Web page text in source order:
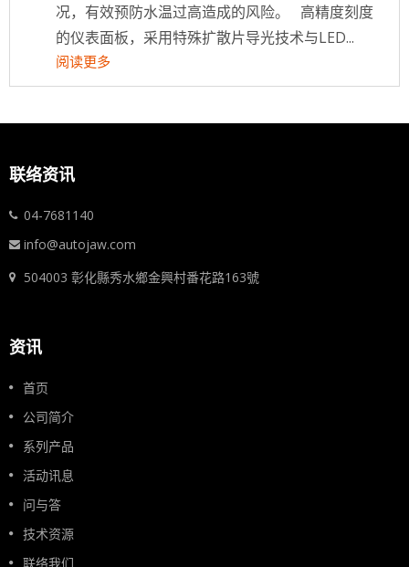
况，有效预防水温过高造成的风险。 高精度刻度
的仪表面板，采用特殊扩散片导光技术与LED...
阅读更多
联络资讯
04-7681140
info@autojaw.com
504003 彰化縣秀水鄉金興村番花路163號
资讯
首页
公司简介
系列产品
活动讯息
问与答
技术资源
联络我们